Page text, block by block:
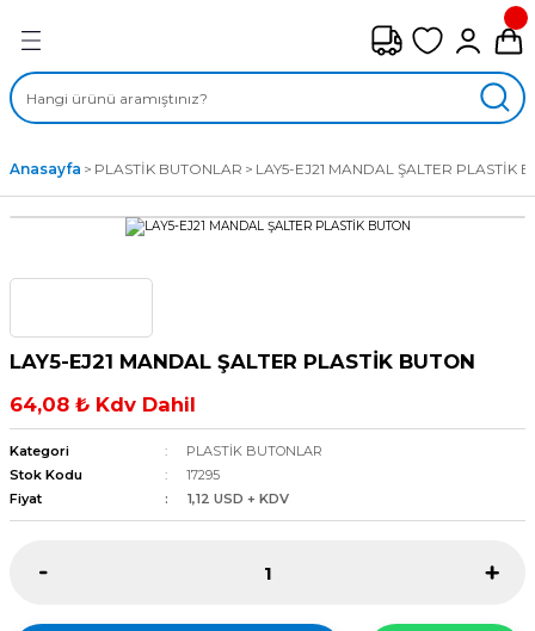
ÇEŞİTLERİ
FANLAR
FANLAR
Anasayfa PLASTİK BUTONLAR LAY5-EJ21 MANDAL ŞALTER PLASTİK
LAY5-EJ21 MANDAL ŞALTER PLASTİK BUTON
64,08 ₺ Kdv Dahil
Kategori
PLASTİK BUTONLAR
Stok Kodu
17295
Fiyat
1,12 USD + KDV